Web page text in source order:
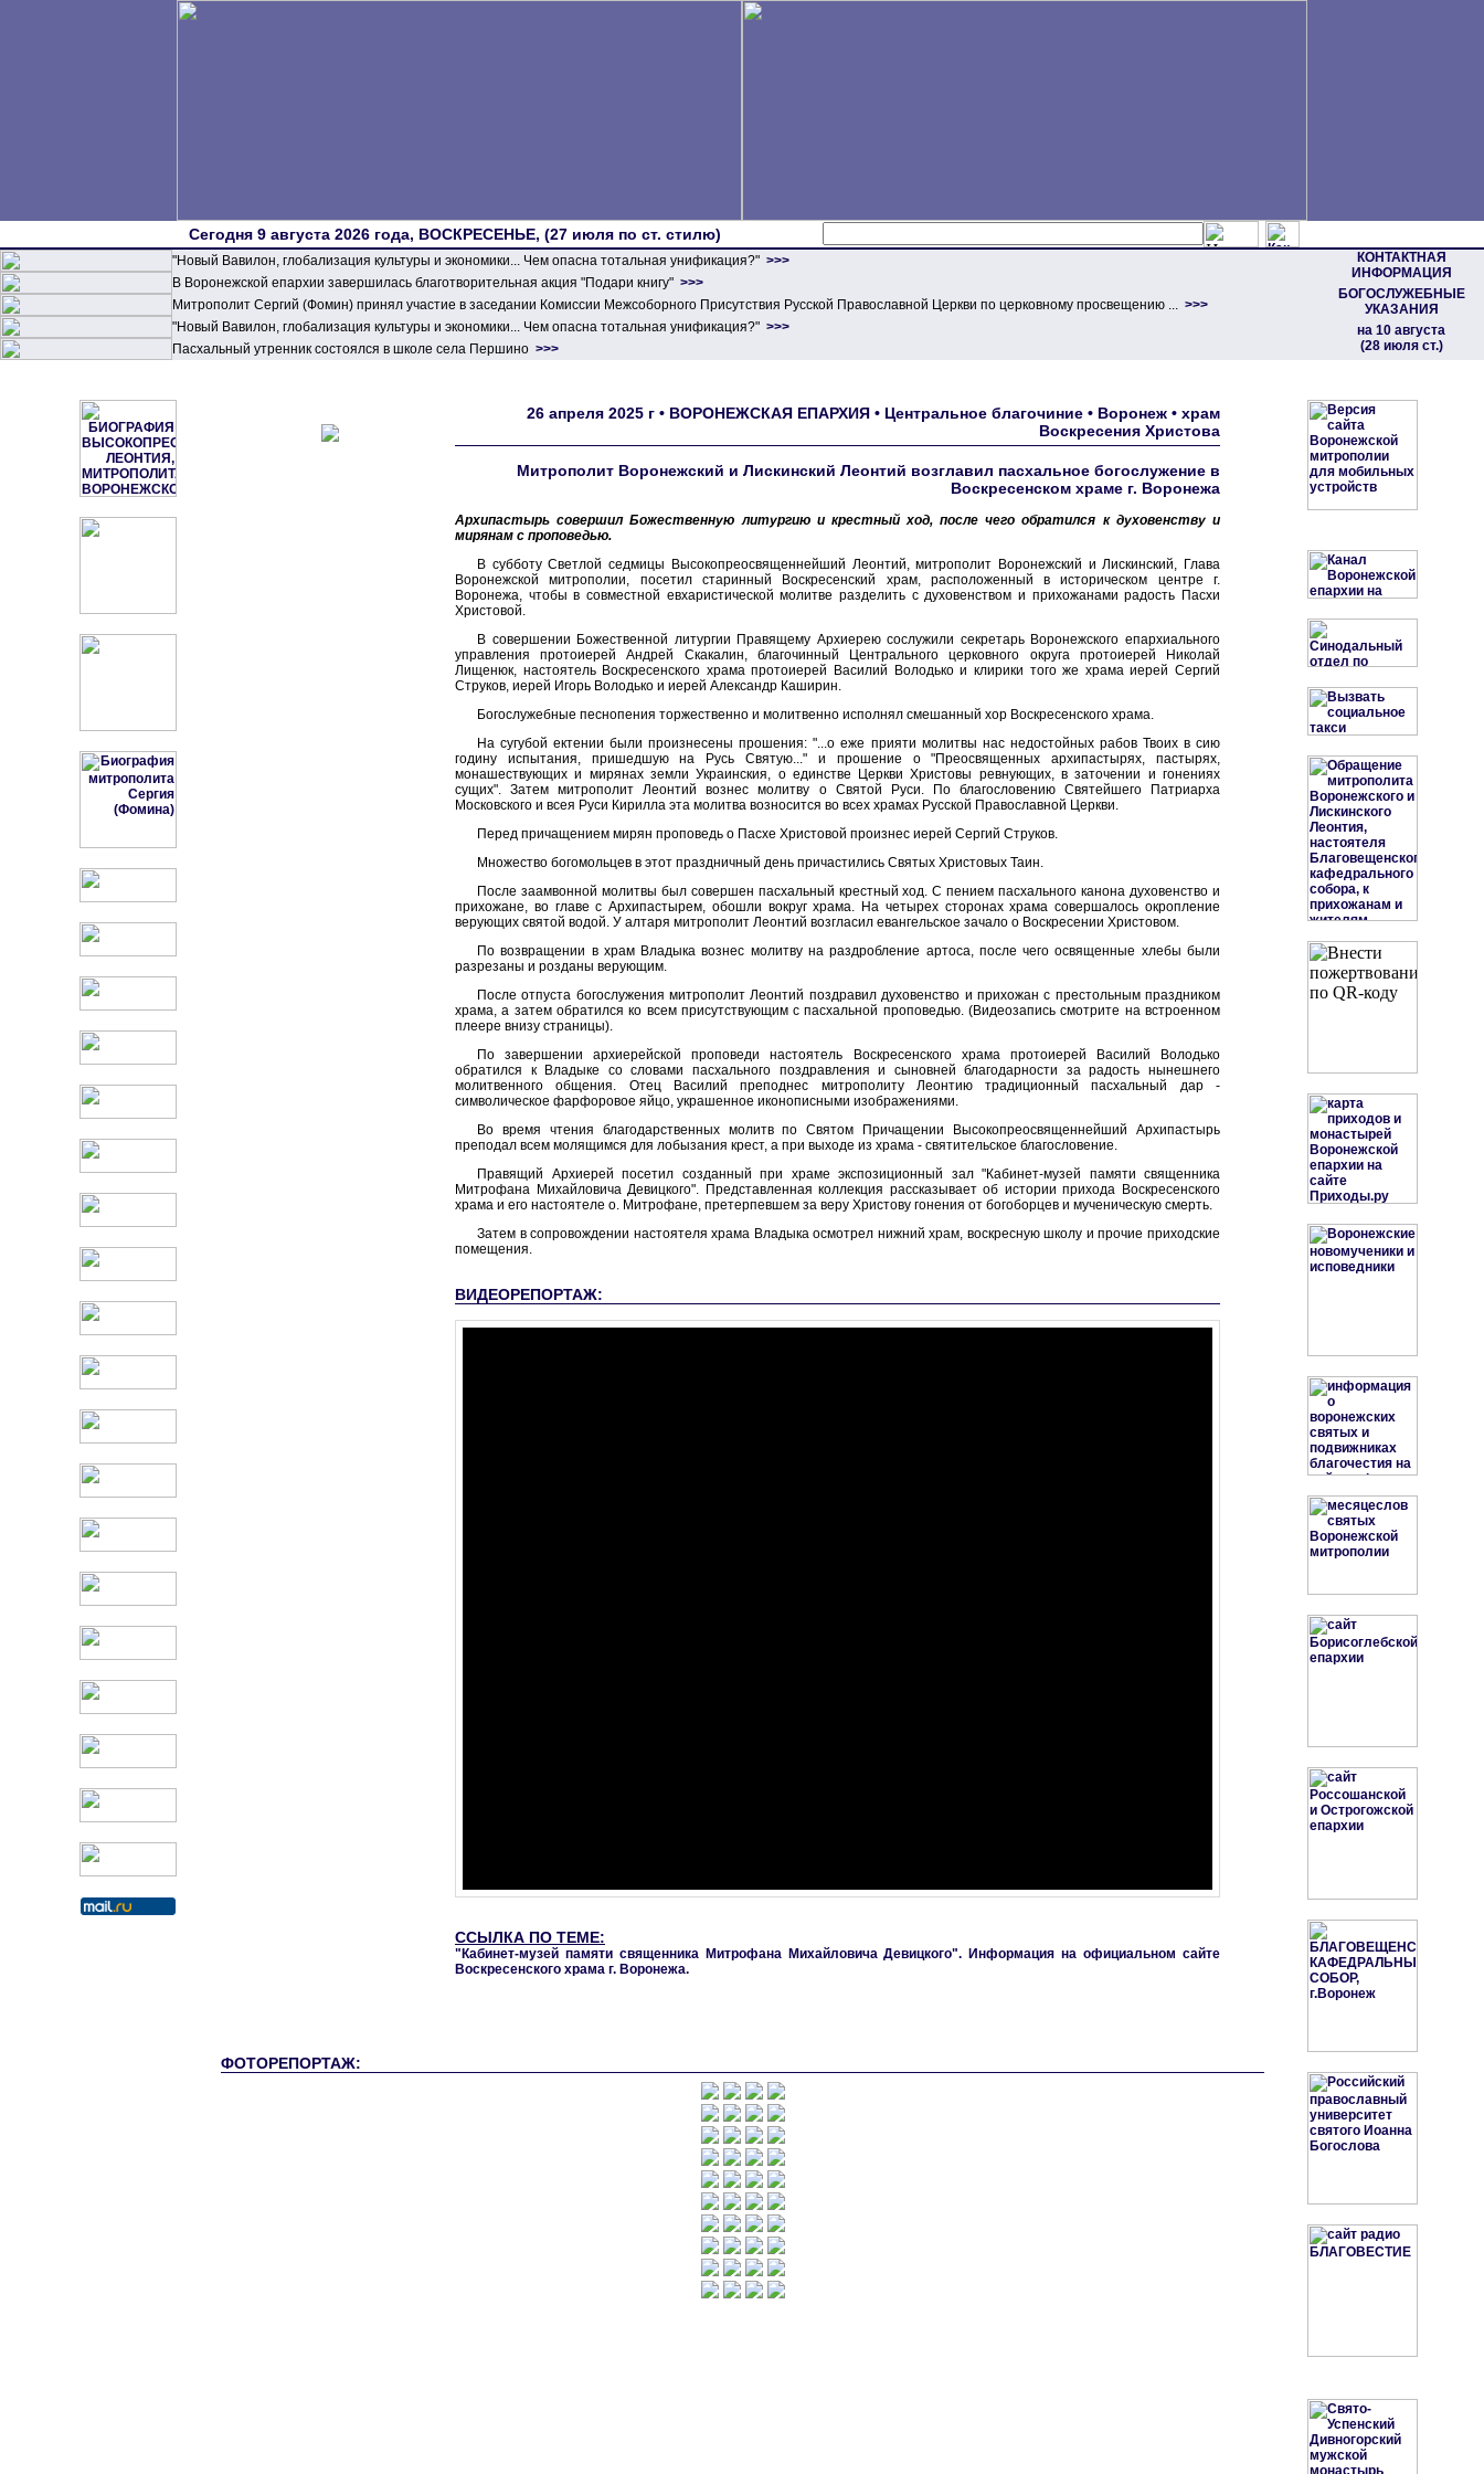
Сегодня 9 августа 2026 года, ВОСКРЕСЕНЬЕ, (27 июля по ст. стилю)
"Новый Вавилон, глобализация культуры и экономики... Чем опасна тотальная унификация?" >>>
КОНТАКТНАЯ
ИНФОРМАЦИЯ
БОГОСЛУЖЕБНЫЕ
УКАЗАНИЯ
на 10 августа
(28 июля ст.)
В Воронежской епархии завершилась благотворительная акция "Подари книгу" >>>
Митрополит Сергий (Фомин) принял участие в заседании Комиссии Межсоборного Присутствия Русской Православной Церкви по церковному просвещению ... >>>
"Новый Вавилон, глобализация культуры и экономики... Чем опасна тотальная унификация?" >>>
Пасхальный утренник состоялся в школе села Першино >>>
26 апреля 2025 г • ВОРОНЕЖСКАЯ ЕПАРХИЯ • Центральное благочиние • Воронеж • храм
Воскресения Христова
Митрополит Воронежский и Лискинский Леонтий возглавил пасхальное богослужение в
Воскресенском храме г. Воронежа
Архипастырь совершил Божественную литургию и крестный ход, после чего обратился к духовенству и
мирянам с проповедью.
В субботу Светлой седмицы Высокопреосвященнейший Леонтий, митрополит Воронежский и Лискинский, Глава
Воронежской митрополии, посетил старинный Воскресенский храм, расположенный в историческом центре г.
Воронежа, чтобы в совместной евхаристической молитве разделить с духовенством и прихожанами радость Пасхи
Христовой.
В совершении Божественной литургии Правящему Архиерею сослужили секретарь Воронежского епархиального
управления протоиерей Андрей Скакалин, благочинный Центрального церковного округа протоиерей Николай
Лищенюк, настоятель Воскресенского храма протоиерей Василий Володько и клирики того же храма иерей Сергий
Струков, иерей Игорь Володько и иерей Александр Каширин.
Богослужебные песнопения торжественно и молитвенно исполнял смешанный хор Воскресенского храма.
На сугубой ектении были произнесены прошения: "...о еже прияти молитвы нас недостойных рабов Твоих в сию
годину испытания, пришедшую на Русь Святую..." и прошение о "Преосвященных архипастырях, пастырях,
монашествующих и мирянах земли Украинския, о единстве Церкви Христовы ревнующих, в заточении и гонениях
сущих". Затем митрополит Леонтий вознес молитву о Святой Руси. По благословению Святейшего Патриарха
Московского и всея Руси Кирилла эта молитва возносится во всех храмах Русской Православной Церкви.
Перед причащением мирян проповедь о Пасхе Христовой произнес иерей Сергий Струков.
Множество богомольцев в этот праздничный день причастились Святых Христовых Таин.
После заамвонной молитвы был совершен пасхальный крестный ход. С пением пасхального канона духовенство и
прихожане, во главе с Архипастырем, обошли вокруг храма. На четырех сторонах храма совершалось окропление
верующих святой водой. У алтаря митрополит Леонтий возгласил евангельское зачало о Воскресении Христовом.
По возвращении в храм Владыка вознес молитву на раздробление артоса, после чего освященные хлебы были
разрезаны и розданы верующим.
После отпуста богослужения митрополит Леонтий поздравил духовенство и прихожан с престольным праздником
храма, а затем обратился ко всем присутствующим с пасхальной проповедью. (Видеозапись смотрите на встроенном
плеере внизу страницы).
По завершении архиерейской проповеди настоятель Воскресенского храма протоиерей Василий Володько
обратился к Владыке со словами пасхального поздравления и сыновней благодарности за радость нынешнего
молитвенного общения. Отец Василий преподнес митрополиту Леонтию традиционный пасхальный дар -
символическое фарфоровое яйцо, украшенное иконописными изображениями.
Во время чтения благодарственных молитв по Святом Причащении Высокопреосвященнейший Архипастырь
преподал всем молящимся для лобызания крест, а при выходе из храма - святительское благословение.
Правящий Архиерей посетил созданный при храме экспозиционный зал "Кабинет-музей памяти священника
Митрофана Михайловича Девицкого". Представленная коллекция рассказывает об истории прихода Воскресенского
храма и его настоятеле о. Митрофане, претерпевшем за веру Христову гонения от богоборцев и мученическую смерть.
Затем в сопровождении настоятеля храма Владыка осмотрел нижний храм, воскресную школу и прочие приходские
помещения.
ВИДЕОРЕПОРТАЖ:
ССЫЛКА ПО ТЕМЕ:
"Кабинет-музей памяти священника Митрофана Михайловича Девицкого". Информация на официальном сайте
Воскресенского храма г. Воронежа.
ФОТОРЕПОРТАЖ: